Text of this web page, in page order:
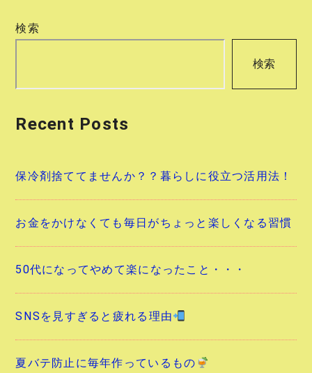
ゲ
ョ
検索
検索
Recent Posts
保冷剤捨ててませんか？？暮らしに役立つ活用法！
お金をかけなくても毎日がちょっと楽しくなる習慣
50代になってやめて楽になったこと・・・
SNSを見すぎると疲れる理由
夏バテ防止に毎年作っているもの